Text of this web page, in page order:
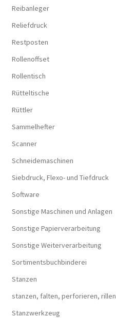
Reibanleger
Reliefdruck
Restposten
Rollenoffset
Rollentisch
Rütteltische
Rüttler
Sammelhefter
Scanner
Schneidemaschinen
Siebdruck, Flexo- und Tiefdruck
Software
Sonstige Maschinen und Anlagen
Sonstige Papierverarbeitung
Sonstige Weiterverarbeitung
Sortimentsbuchbinderei
Stanzen
stanzen, falten, perforieren, rillen
Stanzwerkzeug